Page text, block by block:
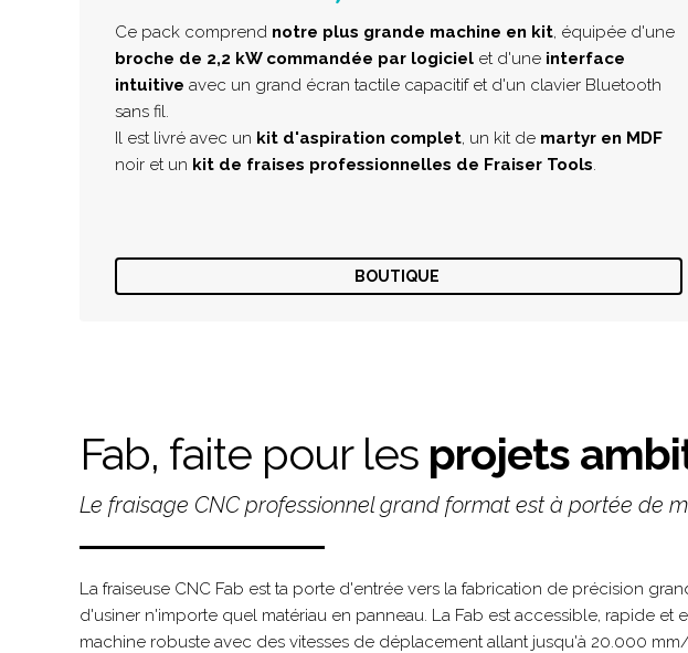
Ce pack comprend notre plus grande machine en kit, équipée d'une
broche de 2,2 kW commandée par logiciel et d'une interface
intuitive avec un grand écran tactile capacitif et d'un clavier Bluetooth
sans fil.
Il est livré avec un kit d'aspiration complet, un kit de martyr en MDF
noir et un kit de fraises professionnelles de Fraiser Tools.
BOUTIQUE
Fab, faite pour les projets
Le fraisage CNC professionnel grand format est à portée de
La fraiseuse CNC Fab est ta porte d'entrée vers la fabrication de précision
d'usiner n'importe quel matériau en panneau. La Fab est accessible, rapide et
machine robuste avec des vitesses de déplacement allant jusqu'à 20.000